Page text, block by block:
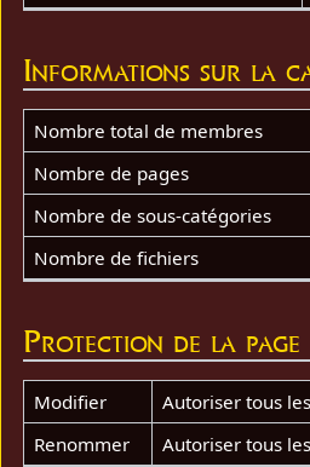
Informations sur la
Nombre total de membres
Nombre de pages
Nombre de sous-catégories
Nombre de fichiers
Protection de la page
Modifier
Autoriser tous
Renommer
Autoriser tous